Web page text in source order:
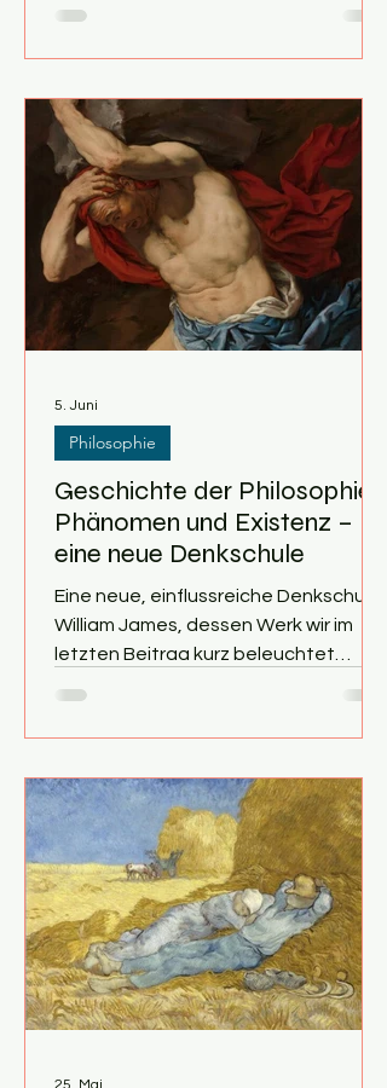
die Gründerväter in Philadelphia eine
unterschrieben, die die Welt
verändern sollte. Wenn wir heute auf
die USA blicken, denken wir an die
amerikanische Revolution, an
Bürgerkrieg, Raubtierkapitalismus,
Rassenkonflikte und einen
kometenhaften, unaufhaltsamen
Aufstieg zur Supermacht im 2
Geschichte der Philosophie:
Phänomen und Existenz –
eine neue Denkschule
Eine neue, einflussreiche Denkschule
William James, dessen Werk wir im
letzten Beitrag kurz beleuchtet
bedeutendste US-amerikanische
er zudem auch ein Gründungsvater
der Psychologie. Zu diesen Vätern
zählt auch ein Zeitgenosse von
James, der deutsche Philosoph,
Theologe und Psychologe Franz
Brentano (1838-1917). Brentano war
überzeugt, dass sich die Psychologie
mit den Wi
Philosophie
5. Juni
25. Mai